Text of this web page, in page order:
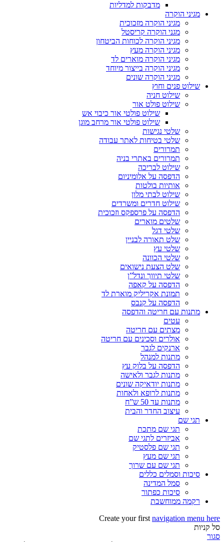
מדבקות למדליות
מגיני הוקרה
מגיני הוקרה מזכוכית
מגני הוקרה קריסטל
מגיני הוקרה לכוחות הביטחון
מגיני הוקרה מעץ
מגיני הוקרה מוארים לד
מגיני הוקרה בייצור מיוחד
מגיני הוקרה שונים
שילוט פנים וחוץ
שילוט חניה
שילוט פולט אור
שילוט פולטי אור כיבוי אש
שילוט פולטי אור מרחב מוגן
שלטי נגישות
שלטי בטיחות לאתר עבודה
תמרורים
תמרורים באתרי בניה
שילוט לבריכה
הדפסה על אלומיניום
אותיות בולטות
שילוט לבתי מלון
שילוט חדרים ומשרדים
הדפסה על פרספקס וזכוכית
שלטים מוארים
שלטי דגל
שלט תאורה לבניין
שלטי עץ
שלטי הכוונה
שלט הצעת נישואים
שלטי תיווך ונדל”ן
הדפסה על קאפה
תמונת אקריליק מוארת לד
הדפסה על קנבס
מתנות עם חריטה והדפסה
עטים
מצתים עם חריטה
אולרים וסכינים עם חריטה
ארנקים לגבר
מתנות למנהל
הדפסה על בלוק עץ
מתנות לגבר ולאישה
מתנות יודאיקה שונים
מתנות לרופא ולאחות
מתנות עד 50 ש”ח
עיצוב החדר והבית
תגי שם
תגי שם מתכת
אביזרים לתגי שם
תגי שם פלסטיק
תגי שם מעץ
תגי שם עם שרוך
סיכות וסמלים כללים
סמל המדינה
סיכות כפתור
רקמה ממוחשבת
Create your first navigation menu here
סל קניות
סגור